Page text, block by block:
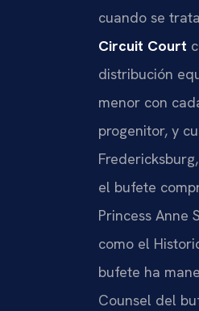
cuando se
Circuit Court
distribución
menor con
progenitor, y
el bufete
Princess Anne
como el
bufete ha
Counsel del